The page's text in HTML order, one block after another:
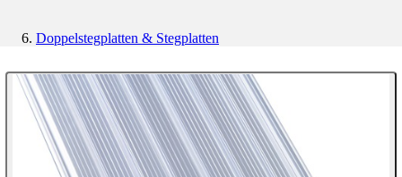
Doppelstegplatten & Stegplatten